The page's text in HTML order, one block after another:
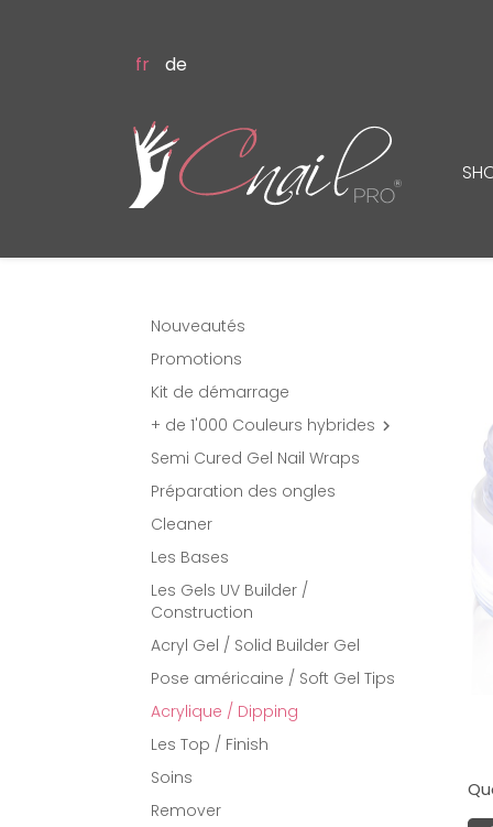
fr de
Nouveautés
Promotions
Kit de démarrage
+ de 1'000 Couleurs hybrides 
Semi Cured Gel Nail Wraps
Préparation des ongles
Cleaner
Les Bases
Les Gels UV Builder /
Construction
Acryl Gel / Solid Builder Gel
Pose américaine / Soft Gel Tips
Acrylique / Dipping
Les Top / Finish
Soins
Remover